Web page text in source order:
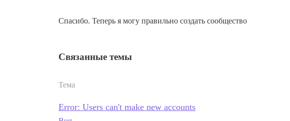
Спасибо. Теперь я могу правильно создать сообщество
Связанные темы
Тема
Error: Users can't make new accounts